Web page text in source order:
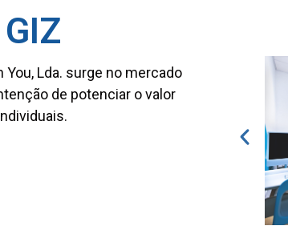
You, Lda. surge no mercado
de potenciar o valor